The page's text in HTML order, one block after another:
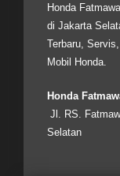
Honda
di Jakarta
Terbaru,
Mobil Honda.
Honda
Jl. RS.
Selatan